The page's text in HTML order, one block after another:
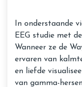
In onderstaande
EEG studie met
Wanneer ze de
ervaren van
en liefde
van gamma-